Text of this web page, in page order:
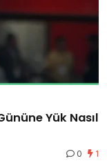
Yük Nasıl
0 1